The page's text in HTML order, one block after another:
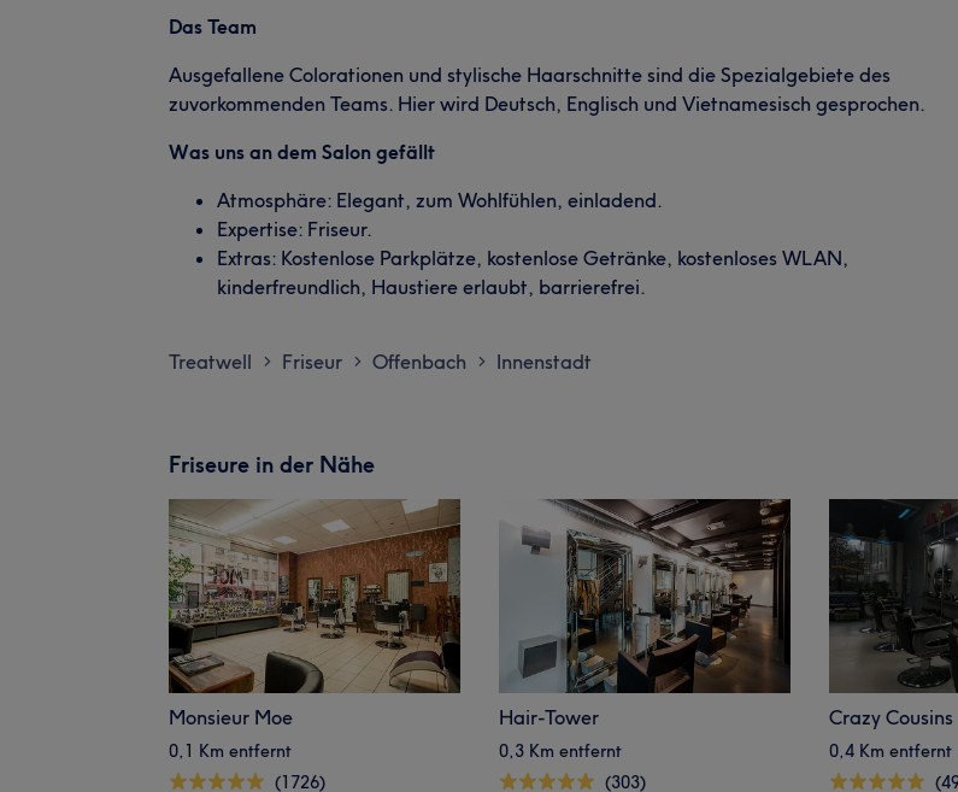
Das Team
Ausgefallene Colorationen und stylische Haarschnitte sind die Spezialgebiete des
zuvorkommenden Teams. Hier wird Deutsch, Englisch und Vietnamesisch gesprochen.
Was uns an dem Salon gefällt
Atmosphäre: Elegant, zum Wohlfühlen, einladend.
Expertise: Friseur.
Extras: Kostenlose Parkplätze, kostenlose Getränke, kostenloses WLAN,
kinderfreundlich, Haustiere erlaubt, barrierefrei.
Treatwell > Friseur > Offenbach > Innenstadt
Friseure in der Nähe
Monsieur Moe
0,1 Km entfernt
(1726)
Hair-Tower
0,3 Km entfernt
(303)
Crazy Cousins
0,4 Km entfernt